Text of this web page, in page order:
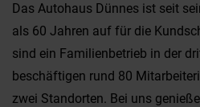
Das Autohaus Dünnes ist seit
als 60 Jahren auf für die
sind ein Familienbetrieb in der
beschäftigen rund 80
zwei Standorten. Bei uns